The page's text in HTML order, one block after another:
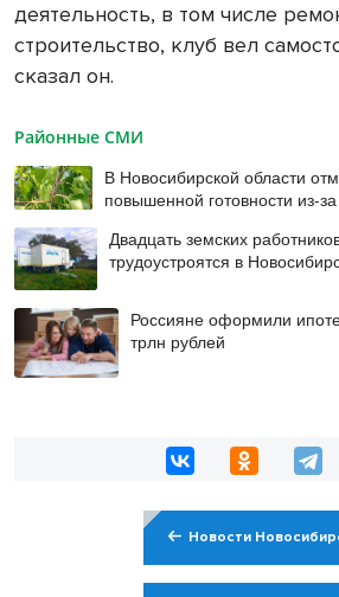
деятельность, в том числе
строительство, клуб вел
сказал он.
Районные СМИ
В Новосибирской области
повышенной готовности из-
Двадцать земских
трудоустроятся в
Россияне оформили
трлн рублей
Новости